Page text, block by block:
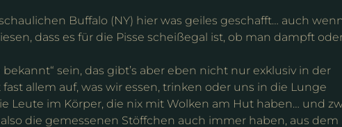
Buffalo (NY) hier was geiles geschafft… auch
dass es für die Pisse scheißegal ist, ob man dampft
sein, das gibt’s aber eben nicht nur exklusiv in der
allem auf, was wir essen, trinken oder uns in die Lunge
Leute im Körper, die nix mit Wolken am Hut haben… und
die gemessenen Stöffchen auch immer haben, aus dem